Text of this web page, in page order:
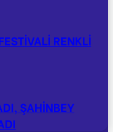
RENKLİ
ŞAHİNBEY